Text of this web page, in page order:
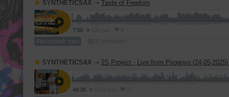
SYNTHETICSAX ➝ Taste of Freefom
7:50
Авторский трек
SYNTHETICSAX ➝ 2S Project - Live from Pirogovo (24-05-
44:35